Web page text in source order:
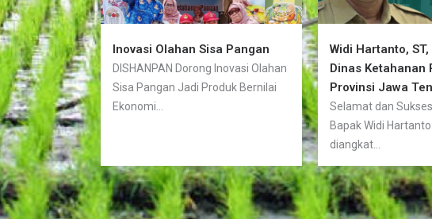
Inovasi Olahan Sisa Pangan
DISHANPAN Dorong Inovasi Olahan
Sisa Pangan Jadi Produk Bernilai
Ekonomi...
Widi Hartanto,
Dinas Ketahanan
Provinsi Jawa
Selamat dan
Bapak Widi
diangkat...